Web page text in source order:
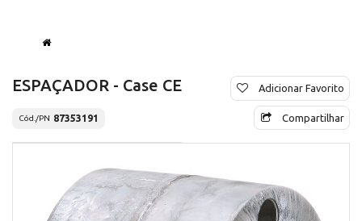
ESPAÇADOR - Case CE
Cód./PN 87353191
Adicionar Favorito
Compartilhar